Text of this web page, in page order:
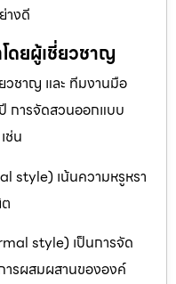
างดี
ดยผู้เชี่ยวชาญ
วชาญ และ ทีมงานมือ
การจัดสวนออกแบบ
ช่น
style) เน้นความหรูหรา
style) เป็นการจัด
ารผสมผสานขององค์